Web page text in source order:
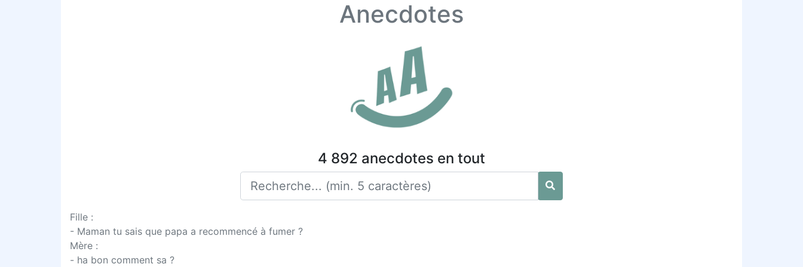
Anecdotes
4 892 anecdotes en tout
Fille :
- Maman tu sais que papa a recommencé à fumer ?
Mère :
- ha bon comment sa ?